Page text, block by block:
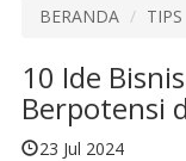
BERANDA TIPS
10 Ide
Berpotensi
23 Jul 2024